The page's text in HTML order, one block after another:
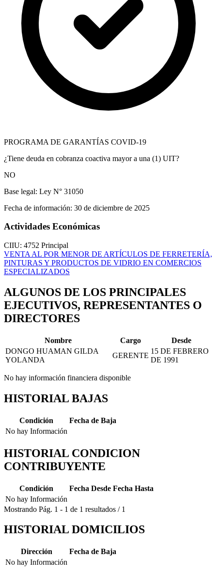
PROGRAMA DE GARANTÍAS COVID-19
¿Tiene deuda en cobranza coactiva mayor a una (1) UIT?
NO
Base legal: Ley N° 31050
Fecha de información: 30 de diciembre de 2025
Actividades Económicas
CIIU: 4752 Principal
VENTA AL POR MENOR DE ARTÍCULOS DE FERRETERÍA,
PINTURAS Y PRODUCTOS DE VIDRIO EN COMERCIOS
ESPECIALIZADOS
ALGUNOS DE LOS PRINCIPALES
EJECUTIVOS, REPRESENTANTES O
DIRECTORES
Nombre Cargo
Desde
DONGO HUAMAN GILDA
YOLANDA
GERENTE
15 DE FEBRERO
DE 1991
No hay información financiera disponible
HISTORIAL BAJAS
Condición
Fecha de Baja
No hay Información
HISTORIAL CONDICION
CONTRIBUYENTE
Condición Fecha Desde Fecha Hasta
No hay Información
Mostrando Pág. 1 - 1 de 1 resultados / 1
HISTORIAL DOMICILIOS
Dirección
Fecha de Baja
No hay Información